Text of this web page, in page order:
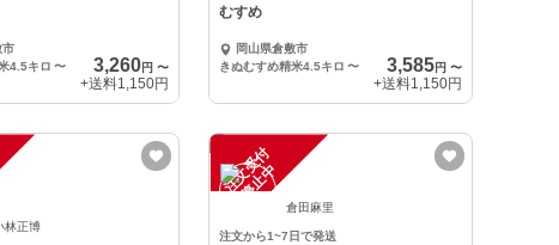
市
4.5キロ 〜 3,260円〜
+送料1,150円
むすめ
岡山県倉敷市
きぬむすめ精米4.5キロ 〜 3,585円 〜
+送料1,150円
林正博
注
文
受
付
停
止
中
倉田麻里
注文から1~7日で発送